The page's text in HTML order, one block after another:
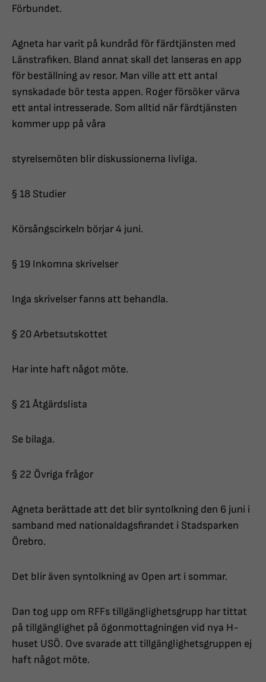
Förbundet.
Agneta har varit på kundråd för färdtjänsten med
Länstrafiken. Bland annat skall det lanseras en app
för beställning av resor. Man ville att ett antal
synskadade bör testa appen. Roger försöker värva
ett antal intresserade. Som alltid när färdtjänsten
kommer upp på våra
styrelsemöten blir diskussionerna livliga.
§ 18 Studier
Körsångscirkeln börjar 4 juni.
§ 19 Inkomna skrivelser
Inga skrivelser fanns att behandla.
§ 20 Arbetsutskottet
Har inte haft något möte.
§ 21 Åtgärdslista
Se bilaga.
§ 22 Övriga frågor
Agneta berättade att det blir syntolkning den 6 juni i
samband med nationaldagsfirandet i Stadsparken
Örebro.
Det blir även syntolkning av Open art i sommar.
Dan tog upp om RFFs tillgänglighetsgrupp har tittat
på tillgänglighet på ögonmottagningen vid nya H-
huset USÖ. Ove svarade att tillgänglighetsgruppen ej
haft något möte.